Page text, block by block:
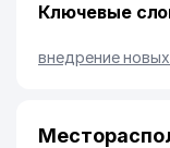
Ключевые
внедрение